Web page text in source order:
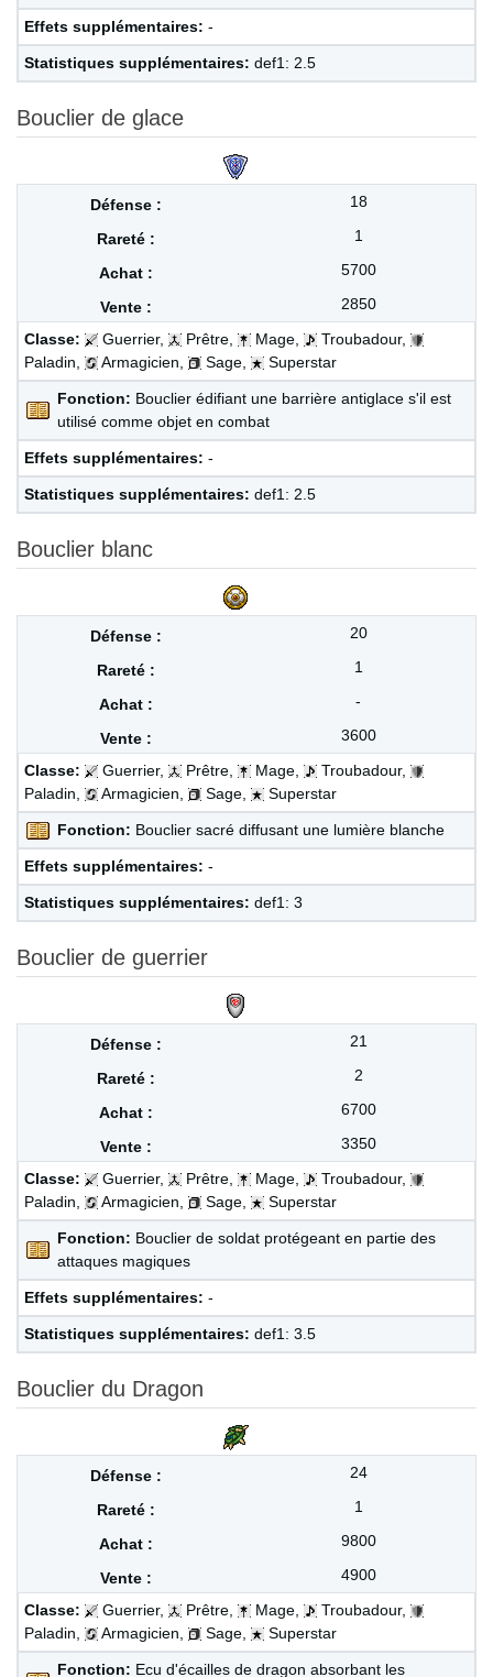
Effets supplémentaires: -
Statistiques supplémentaires: def1: 2.5
Bouclier de glace
18
1
5700
2850
Classe:
Guerrier, Prêtre, Mage,
Troubadour,
Paladin,
Armagicien, Sage, Superstar
Fonction: Bouclier édifiant une barrière antiglace s'il est
utilisé comme objet en combat
Effets supplémentaires: -
Statistiques supplémentaires: def1: 2.5
Bouclier blanc
20
1
-
3600
Classe:
Guerrier, Prêtre, Mage,
Troubadour,
Paladin,
Armagicien, Sage, Superstar
Fonction: Bouclier sacré diffusant une lumière blanche
Effets supplémentaires: -
Statistiques supplémentaires: def1: 3
Bouclier de guerrier
21
2
6700
3350
Classe:
Guerrier, Prêtre, Mage,
Troubadour,
Paladin,
Armagicien, Sage, Superstar
Fonction: Bouclier de soldat protégeant en partie des
attaques magiques
Effets supplémentaires: -
Statistiques supplémentaires: def1: 3.5
Bouclier du Dragon
24
1
9800
4900
Classe:
Guerrier, Prêtre, Mage,
Troubadour,
Paladin,
Armagicien, Sage, Superstar
Fonction: Ecu d'écailles de dragon absorbant les